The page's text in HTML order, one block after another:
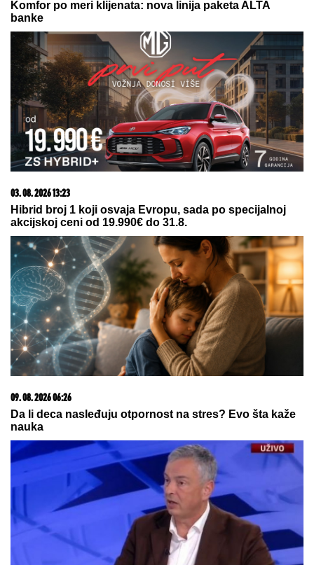
"Kako ga nije sramota?!" Gledateljka OPTUŽILA
Asmina da joj je slao INTIMNE FOTOGRAFIJE,
spremna da se obračunaju na SUDU: "Iskorišćavaš
devojke za pare"
(FOTO) SVI GLEDAJU U SARU JO!
Pevačica i Aleksej Bjelogrlić ne
Prvi snimci vrhovnog vođe Irana!
Evo u kakvom je stanju Modžtaba
Hamnei (VIDEO)
by Aklamator
09. 07. 2026 09:20
Komfor po meri klijenata: nova linija paketa ALTA
banke